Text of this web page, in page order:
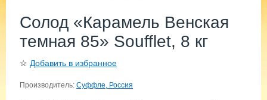
Солод «Карамель Венская
темная 85» Soufflet, 8 кг
☆ Добавить в избранное
Производитель: Суффле, Россия